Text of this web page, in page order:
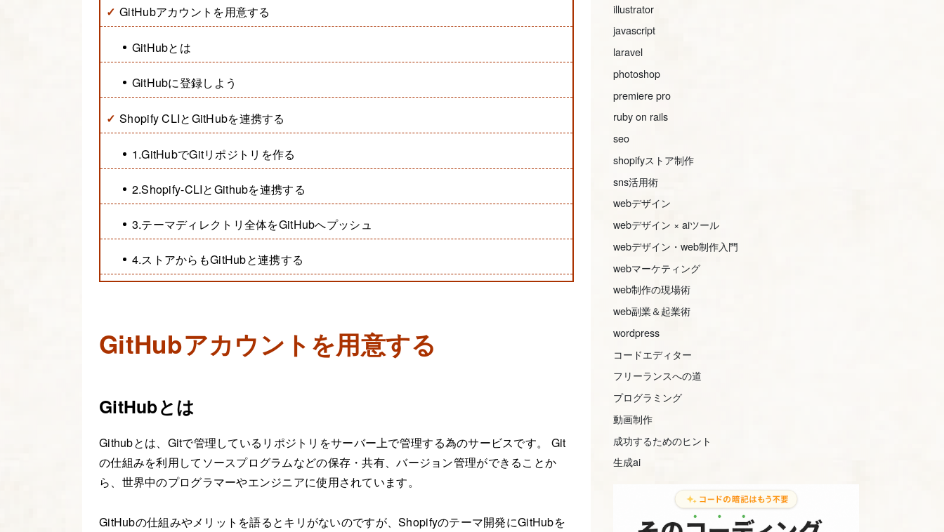
GitHubアカウントを用意する
GitHubとは
GitHubに登録しよう
Shopify CLIとGitHubを連携する
1.GitHubでGitリポジトリを作る
2.Shopify-CLIとGithubを連携する
3.テーマディレクトリ全体をGitHubへプッシュ
4.ストアからもGitHubと連携する
GitHubアカウントを用意する
GitHubとは
Githubとは、Gitで管理しているリポジトリをサーバー上で管理する為のサービスです。 Git
の仕組みを利用してソースプログラムなどの保存・共有、バージョン管理ができることか
ら、世界中のプログラマーやエンジニアに使用されています。
GitHubの仕組みやメリットを語るとキリがないのですが、Shopifyのテーマ開発にGitHubを
illustrator
javascript
laravel
photoshop
premiere pro
ruby on rails
seo
shopifyストア制作
sns活用術
webデザイン
webデザイン × aiツール
webデザイン・web制作入門
webマーケティング
web制作の現場術
web副業＆起業術
wordpress
コードエディター
フリーランスへの道
プログラミング
動画制作
成功するためのヒント
生成ai